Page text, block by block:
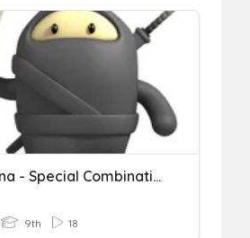
Katakana - Special Combinations
9th 18